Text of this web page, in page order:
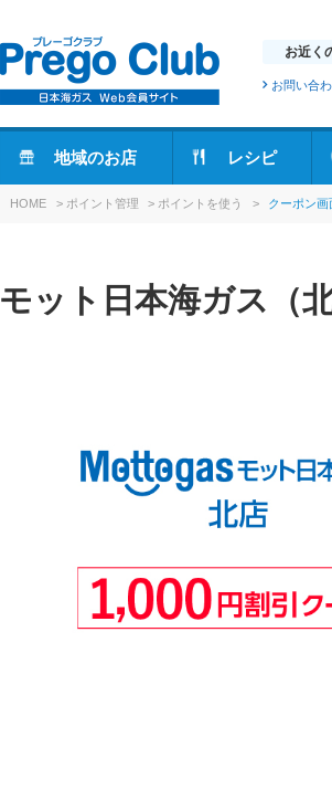
お近く
お問い合
地域のお店 レシピ
HOME > ポイント管理 > ポイントを使う > クーポン画
モット日本海ガス（